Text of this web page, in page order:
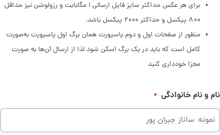
برای هر عکس حداکثر سایز فایل ارسالی ۱ مگابایت و رزولوشن نیز حداقل
۸۰۰ پیکسل و حداکثر ۲۰۰۰ پیکسل باشد.
منظور از صفحات اول و دوم پاسپورت همان برگ اول پاسپورت به‌صورت
کامل است که باید در یک برگ اسکن شود لذا از ارسال آن‌ها به صورت
مجزا خودداری کنید
نام و نام خانوادگی *